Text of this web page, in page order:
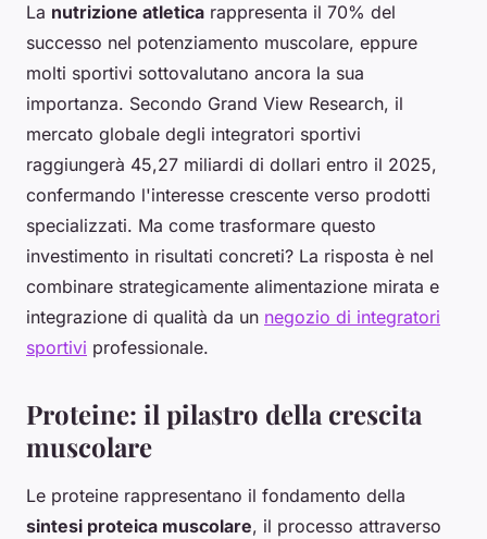
La nutrizione atletica rappresenta il 70% del
successo nel potenziamento muscolare, eppure
molti sportivi sottovalutano ancora la sua
importanza. Secondo Grand View Research, il
mercato globale degli integratori sportivi
raggiungerà 45,27 miliardi di dollari entro il 2025,
confermando l'interesse crescente verso prodotti
specializzati. Ma come trasformare questo
investimento in risultati concreti? La risposta è nel
combinare strategicamente alimentazione mirata e
integrazione di qualità da un negozio di integratori
sportivi professionale.
Proteine: il pilastro della crescita
muscolare
Le proteine rappresentano il fondamento della
sintesi proteica muscolare, il processo attraverso